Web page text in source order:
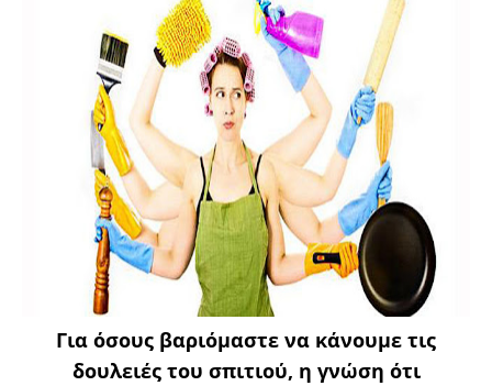
Για όσους βαριόμαστε να κάνουμε τις
δουλειές του σπιτιού, η γνώση ότι